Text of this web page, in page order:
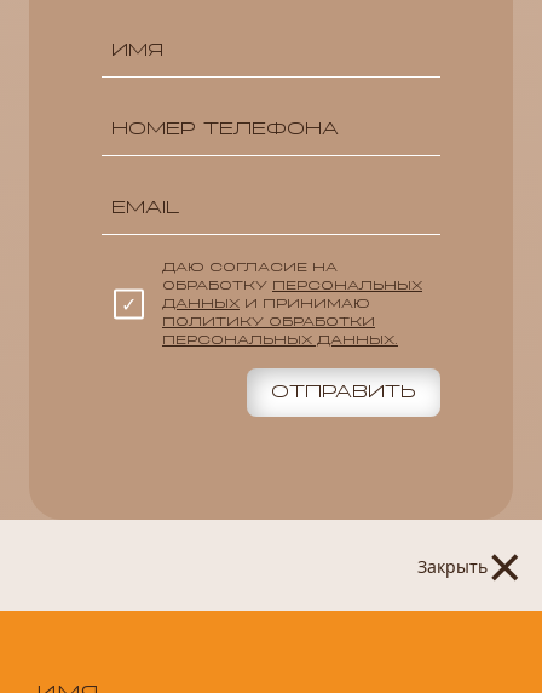
ДАЮ СОГЛАСИЕ НА
ОБРАБОТКУ ПЕРСОНАЛЬНЫХ
ДАННЫХ И ПРИНИМАЮ
ПОЛИТИКУ ОБРАБОТКИ
ПЕРСОНАЛЬНЫХ ДАННЫХ.
ОТПРАВИТЬ
Закрыть×